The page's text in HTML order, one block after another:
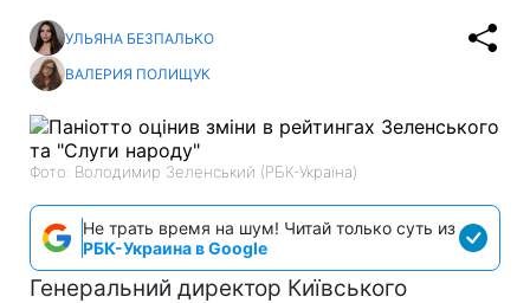
УЛЬЯНА БЕЗПАЛЬКО
ВАЛЕРИЯ ПОЛИЩУК
Фото: Володимир Зеленський (РБК-Україна)
Не трать время на шум! Читай только суть из
РБК-Украина в Google
Генеральний директор Київського